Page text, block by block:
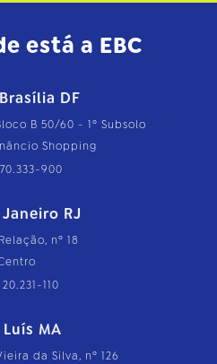
está a EBC
DF
B 50/60 - 1º Subsolo
Shopping
900
RJ
nº 18
110
Luís MA
da Silva, nº 126